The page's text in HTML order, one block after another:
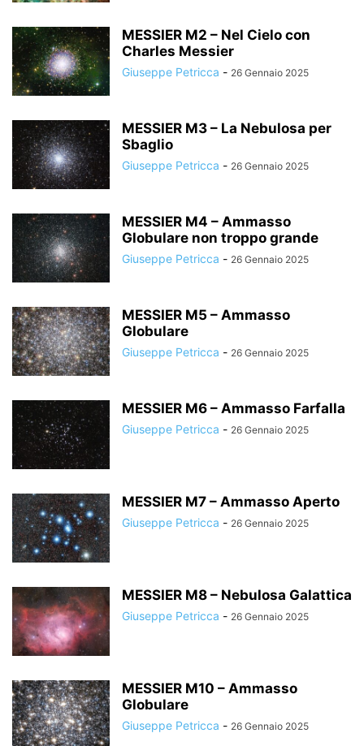
MESSIER M2 – Nel Cielo con
Charles Messier
Giuseppe Petricca - 26 Gennaio 2025
MESSIER M3 – La Nebulosa per
Sbaglio
Giuseppe Petricca - 26 Gennaio 2025
MESSIER M4 – Ammasso
Globulare non troppo grande
Giuseppe Petricca - 26 Gennaio 2025
MESSIER M5 – Ammasso
Globulare
Giuseppe Petricca - 26 Gennaio 2025
MESSIER M6 – Ammasso Farfalla
Giuseppe Petricca - 26 Gennaio 2025
MESSIER M7 – Ammasso Aperto
Giuseppe Petricca - 26 Gennaio 2025
MESSIER M8 – Nebulosa Galattica
Giuseppe Petricca - 26 Gennaio 2025
MESSIER M10 – Ammasso
Globulare
Giuseppe Petricca - 26 Gennaio 2025